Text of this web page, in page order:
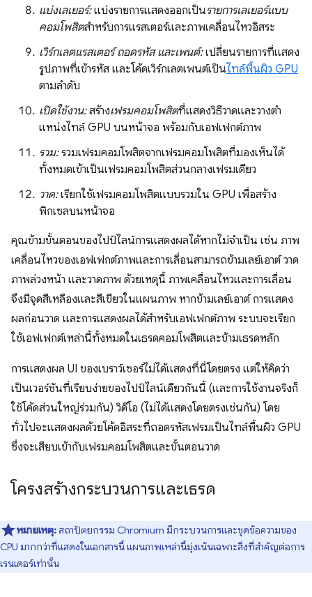
แบ่งเลเยอร์:แบ่งรายการแสดงออกเป็นรายการเลเยอร์แบบ
คอมโพสิตสำหรับการแรสเตอร์และภาพเคลื่อนไหวอิสระ
เวิร์กเลตแรสเตอร์ ถอดรหัส และเพนต์:เปลี่ยนรายการที่แสดง
รูปภาพที่เข้ารหัส และโค้ดเวิร์กเลตเพนต์เป็นไทล์พื้นผิว GPU
ตามลำดับ
เปิดใช้งาน:สร้างเฟรมคอมโพสิตที่แสดงวิธีวาดและวางตำ
แหน่งไทล์ GPU บนหน้าจอ พร้อมกับเอฟเฟกต์ภาพ
รวม:รวมเฟรมคอมโพสิตจากเฟรมคอมโพสิตที่มองเห็นได้
ทั้งหมดเข้าเป็นเฟรมคอมโพสิตส่วนกลางเฟรมเดียว
วาด:เรียกใช้เฟรมคอมโพสิตแบบรวมใน GPU เพื่อสร้าง
พิกเซลบนหน้าจอ
คุณข้ามขั้นตอนของไปป์ไลน์การแสดงผลได้หากไม่จําเป็น เช่น ภาพ
เคลื่อนไหวของเอฟเฟกต์ภาพและการเลื่อนสามารถข้ามเลย์เอาต์ วาด
ภาพล่วงหน้า และวาดภาพ ด้วยเหตุนี้ ภาพเคลื่อนไหวและการเลื่อน
จึงมีจุดสีเหลืองและสีเขียวในแผนภาพ หากข้ามเลย์เอาต์ การแสดง
ผลก่อนวาด และการแสดงผลได้สำหรับเอฟเฟกต์ภาพ ระบบจะเรียก
ใช้เอฟเฟกต์เหล่านี้ทั้งหมดในเธรดคอมโพสิตและข้ามเธรดหลัก
การแสดงผล UI ของเบราว์เซอร์ไม่ได้แสดงที่นี่โดยตรง แต่ให้คิดว่า
เป็นเวอร์ชันที่เรียบง่ายของไปป์ไลน์เดียวกันนี้ (และการใช้งานจริงก็
ใช้โค้ดส่วนใหญ่ร่วมกัน) วิดีโอ (ไม่ได้แสดงโดยตรงเช่นกัน) โดย
ทั่วไปจะแสดงผลด้วยโค้ดอิสระที่ถอดรหัสเฟรมเป็นไทล์พื้นผิว GPU
ซึ่งจะเสียบเข้ากับเฟรมคอมโพสิตและขั้นตอนวาด
โครงสร้างกระบวนการและเธรด
หมายเหตุ:สถาปัตยกรรม Chromium มีกระบวนการและชุดข้อความของ
CPU มากกว่าที่แสดงในเอกสารนี้ แผนภาพเหล่านี้มุ่งเน้นเฉพาะสิ่งที่สําคัญต่อการ
เรนเดอร์เท่านั้น